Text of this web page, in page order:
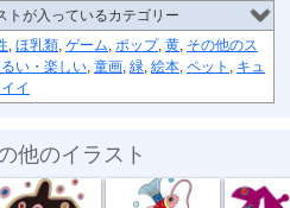
トが入っているカテゴリー
, ほ乳類, ゲーム, ポップ, 黄, その他のス
い・楽しい, 童画, 緑, 絵本, ペット , キュ
イ
他のイラスト
体不明 深海の恋